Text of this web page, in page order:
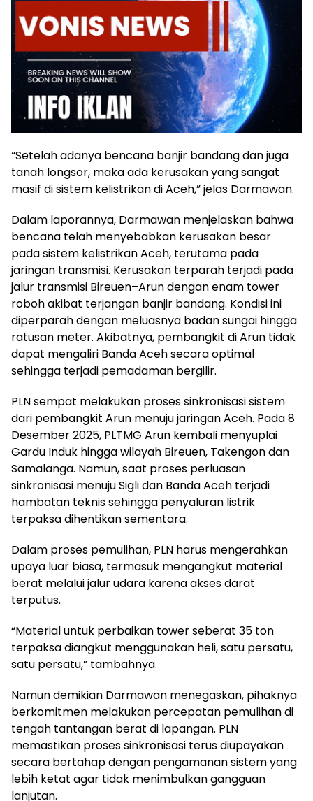
“Setelah adanya bencana banjir bandang dan juga
tanah longsor, maka ada kerusakan yang sangat
masif di sistem kelistrikan di Aceh,” jelas Darmawan.
Dalam laporannya, Darmawan menjelaskan bahwa
bencana telah menyebabkan kerusakan besar
pada sistem kelistrikan Aceh, terutama pada
jaringan transmisi. Kerusakan terparah terjadi pada
jalur transmisi Bireuen–Arun dengan enam tower
roboh akibat terjangan banjir bandang. Kondisi ini
diperparah dengan meluasnya badan sungai hingga
ratusan meter. Akibatnya, pembangkit di Arun tidak
dapat mengaliri Banda Aceh secara optimal
sehingga terjadi pemadaman bergilir.
PLN sempat melakukan proses sinkronisasi sistem
dari pembangkit Arun menuju jaringan Aceh. Pada 8
Desember 2025, PLTMG Arun kembali menyuplai
Gardu Induk hingga wilayah Bireuen, Takengon dan
Samalanga. Namun, saat proses perluasan
sinkronisasi menuju Sigli dan Banda Aceh terjadi
hambatan teknis sehingga penyaluran listrik
terpaksa dihentikan sementara.
Dalam proses pemulihan, PLN harus mengerahkan
upaya luar biasa, termasuk mengangkut material
berat melalui jalur udara karena akses darat
terputus.
“Material untuk perbaikan tower seberat 35 ton
terpaksa diangkut menggunakan heli, satu persatu,
satu persatu,” tambahnya.
Namun demikian Darmawan menegaskan, pihaknya
berkomitmen melakukan percepatan pemulihan di
tengah tantangan berat di lapangan. PLN
memastikan proses sinkronisasi terus diupayakan
secara bertahap dengan pengamanan sistem yang
lebih ketat agar tidak menimbulkan gangguan
lanjutan.